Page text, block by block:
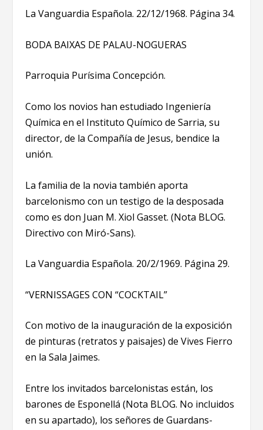
La Vanguardia Española. 22/12/1968. Página 34.
BODA BAIXAS DE PALAU-NOGUERAS
Parroquia Purísima Concepción.
Como los novios han estudiado Ingeniería
Química en el Instituto Químico de Sarria, su
director, de la Compañía de Jesus, bendice la
unión.
La familia de la novia también aporta
barcelonismo con un testigo de la desposada
como es don Juan M. Xiol Gasset. (Nota BLOG.
Directivo con Miró-Sans).
La Vanguardia Española. 20/2/1969. Página 29.
“VERNISSAGES CON “COCKTAIL”
Con motivo de la inauguración de la exposición
de pinturas (retratos y paisajes) de Vives Fierro
en la Sala Jaimes.
Entre los invitados barcelonistas están, los
barones de Esponellá (Nota BLOG. No incluidos
en su apartado), los señores de Guardans-